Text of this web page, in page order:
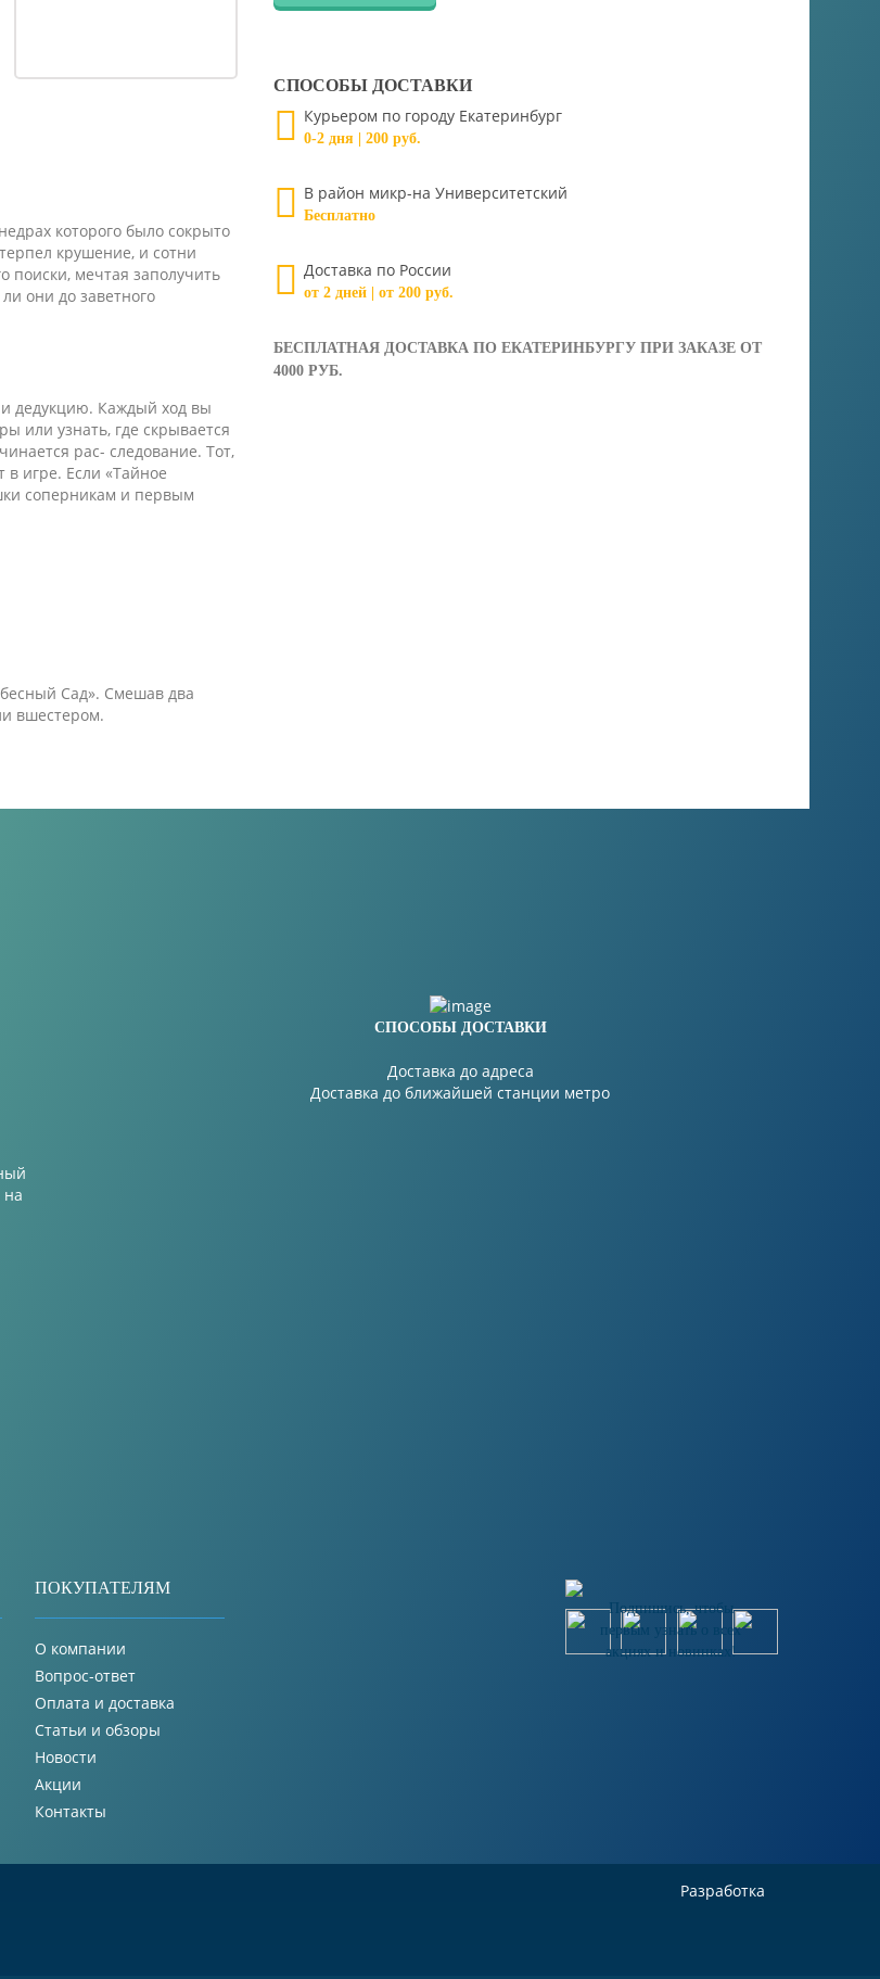
которого было сокрыто
крушение, и сотни
поиски, мечтая заполучить
они до заветного
дедукцию. Каждый ход вы
или узнать, где скрывается
рас- следование. Тот,
в игре. Если «Тайное
соперникам и первым
Сад». Смешав два
вшестером.
СПОСОБЫ ДОСТАВКИ
Курьером по городу Екатеринбург
0-2 дня | 200 руб.
В район микр-на Университетский
Бесплатно
Доставка по России
от 2 дней | от 200 руб.
БЕСПЛАТНАЯ ДОСТАВКА ПО ЕКАТЕРИНБУРГУ ПРИ ЗАКАЗЕ ОТ
4000 РУБ.
на
СПОСОБЫ ДОСТАВКИ
Доставка до адреса
Доставка до ближайшей станции метро
ПОКУПАТЕЛЯМ
О компании
Вопрос-ответ
Оплата и доставка
Статьи и обзоры
Новости
Акции
Контакты
Подпишись, чтобы
первым узнать о всех
акциях и новинках!
Разработка